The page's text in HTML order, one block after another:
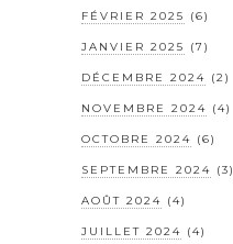
FÉVRIER 2025 (6)
JANVIER 2025 (7)
DÉCEMBRE 2024 (2)
NOVEMBRE 2024 (4)
OCTOBRE 2024 (6)
SEPTEMBRE 2024 (3)
AOÛT 2024 (4)
JUILLET 2024 (4)